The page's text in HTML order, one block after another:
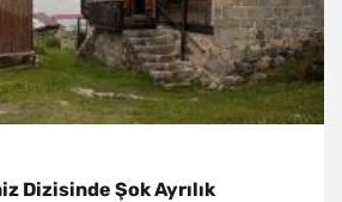
Dizisinde Şok Ayrılık